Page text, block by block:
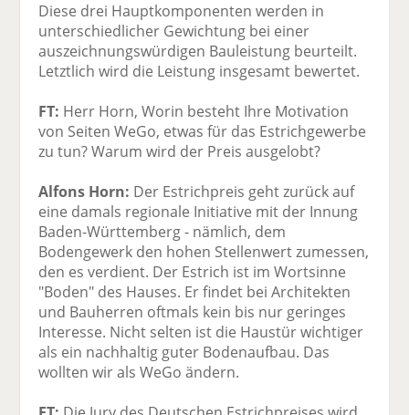
Diese drei Hauptkomponenten werden in
unterschiedlicher Gewichtung bei einer
auszeichnungswürdigen Bauleistung beurteilt.
Letztlich wird die Leistung insgesamt bewertet.
FT: Herr Horn, Worin besteht Ihre Motivation
von Seiten WeGo, etwas für das Estrichgewerbe
zu tun? Warum wird der Preis ausgelobt?
Alfons Horn: Der Estrichpreis geht zurück auf
eine damals regionale Initiative mit der Innung
Baden-Württemberg - nämlich, dem
Bodengewerk den hohen Stellenwert zumessen,
den es verdient. Der Estrich ist im Wortsinne
"Boden" des Hauses. Er findet bei Architekten
und Bauherren oftmals kein bis nur geringes
Interesse. Nicht selten ist die Haustür wichtiger
als ein nachhaltig guter Bodenaufbau. Das
wollten wir als WeGo ändern.